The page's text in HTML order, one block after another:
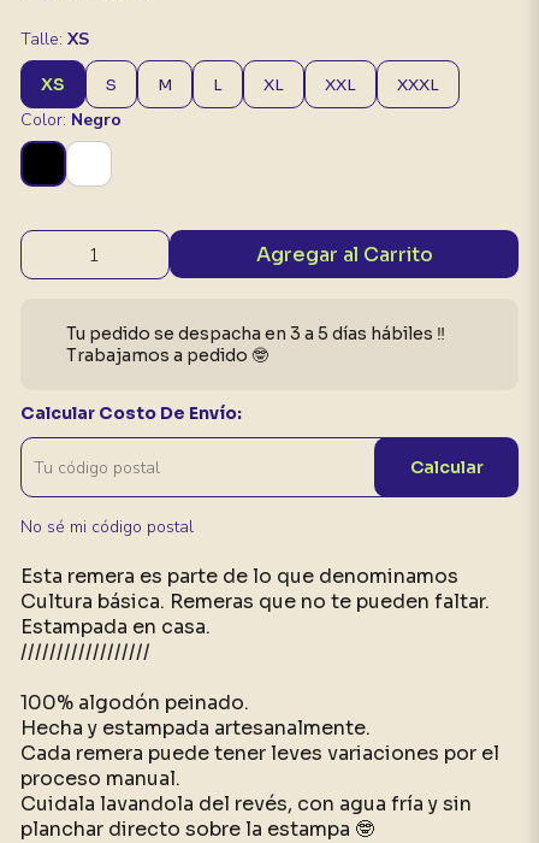
Talle: XS
XS S M L XL XXL XXXL
Color: Negro
Agregar al Carrito
Tu pedido se despacha en 3 a 5 días hábiles ‼️
Trabajamos a pedido 🤓
Calcular Costo De Envío:
Calcular
No sé mi código postal
Esta remera es parte de lo que denominamos
Cultura básica. Remeras que no te pueden faltar.
Estampada en casa.
//////////////////
100% algodón peinado.
Hecha y estampada artesanalmente.
Cada remera puede tener leves variaciones por el
proceso manual.
Cuidala lavandola del revés, con agua fría y sin
planchar directo sobre la estampa 🤓